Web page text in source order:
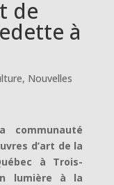
de
à
, Nouvelles
d’art de la
à Trois-
lumière à la